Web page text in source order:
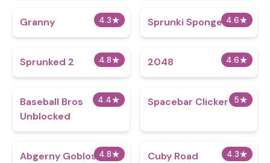
4.3★
Granny 4.6★
Sprunki Spongebob
4.8★
Sprunked 2 4.6★
2048
4.4★
Baseball Bros
Unblocked
5★
Spacebar Clicker
4.8★
Abgerny Goblos 4.3★
Cuby Road